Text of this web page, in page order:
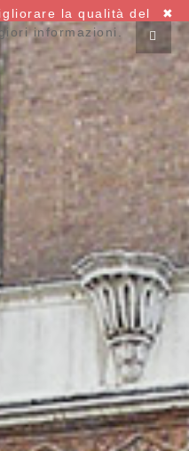
✖
la qualità del
informazioni.